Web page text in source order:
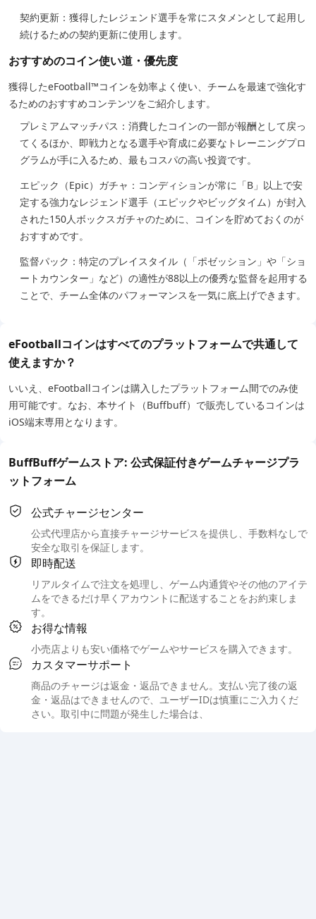
契約更新：獲得したレジェンド選手を常にスタメンとして起用し
続けるための契約更新に使用します。
おすすめのコイン使い道・優先度
獲得したeFootball™コインを効率よく使い、チームを最速で強化す
るためのおすすめコンテンツをご紹介します。
プレミアムマッチパス：消費したコインの一部が報酬として戻っ
てくるほか、即戦力となる選手や育成に必要なトレーニングプロ
グラムが手に入るため、最もコスパの高い投資です。
エピック（Epic）ガチャ：コンディションが常に「B」以上で安
定する強力なレジェンド選手（エピックやビッグタイム）が封入
された150人ボックスガチャのために、コインを貯めておくのが
おすすめです。
監督パック：特定のプレイスタイル（「ポゼッション」や「ショ
ートカウンター」など）の適性が88以上の優秀な監督を起用する
ことで、チーム全体のパフォーマンスを一気に底上げできます。
eFootballコインはすべてのプラットフォームで共通して
使えますか？
いいえ、eFootballコインは購入したプラットフォーム間でのみ使
用可能です。なお、本サイト（Buffbuff）で販売しているコインは
iOS端末専用となります。
BuffBuffゲームストア: 公式保証付きゲームチャージプラ
ットフォーム
公式チャージセンター
公式代理店から直接チャージサービスを提供し、手数料なしで
安全な取引を保証します。
即時配送
リアルタイムで注文を処理し、ゲーム内通貨やその他のアイテ
ムをできるだけ早くアカウントに配送することをお約束しま
す。
お得な情報
小売店よりも安い価格でゲームやサービスを購入できます。
カスタマーサポート
商品のチャージは返金・返品できません。支払い完了後の返
金・返品はできませんので、ユーザーIDは慎重にご入力くだ
さい。取引中に問題が発生した場合は、